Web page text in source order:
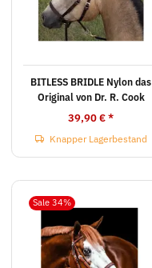
BITLESS BRIDLE Nylon das
Original von Dr. R. Cook
39,90 €*
Knapper Lagerbestand
Sale 34%